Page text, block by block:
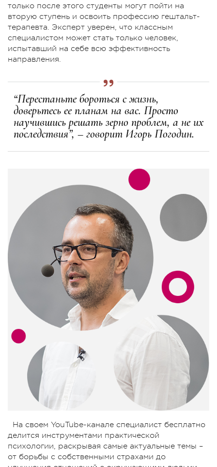
только после этого студенты могут пойти на
вторую ступень и освоить профессию гештальт-
терапевта. Эксперт уверен, что классным
специалистом может стать только человек,
испытавший на себе всю эффективность
направления.
“Перестаньте бороться с жизнь,
доверьтесь ее планам на вас. Просто
научившись решать зерно проблем, а не их
последствия”, – говорит Игорь Погодин.
На своем YouTube-канале специалист бесплатно
делится инструментами практической
психологии, раскрывая самые актуальные темы –
от борьбы с собственными страхами до